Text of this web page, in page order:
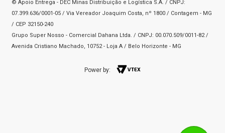
© Apoio Entrega - DEC Minas Distribuição e Logística S.A. / CNPJ:
07.399.636/0001-05 / Via Vereador Joaquim Costa, nº 1800 / Contagem - MG
/ CEP 32150-240
Grupo Super Nosso - Comercial Dahana Ltda. / CNPJ: 00.070.509/0011-82 /
Avenida Cristiano Machado, 10752 - Loja A / Belo Horizonte - MG
Power by: